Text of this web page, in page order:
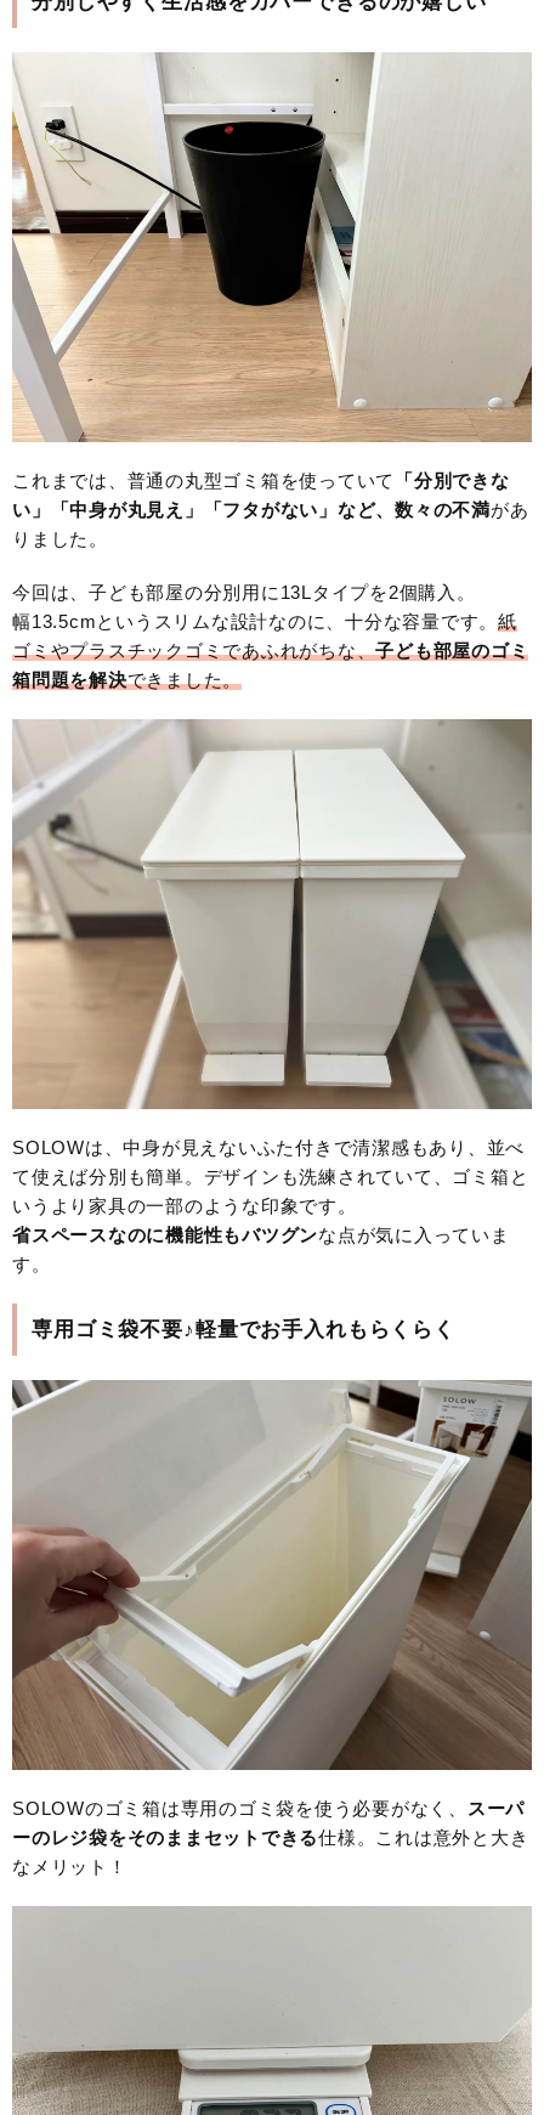
これまでは、普通の丸型ゴミ箱を使っていて
「分別できな
い」「中身が丸見え」「フタがない」など、数々の不満があ
りました。
今回は、子ども部屋の分別用に13Lタイプを2個購入。
幅13.5cmというスリムな設計なのに、十分な容量です。 紙
ゴミやプラスチックゴミであふれがちな、子ども部屋のゴミ
箱問題を解決できました。
SOLOWは、中身が見えないふた付きで清潔感もあり、並べ
て使えば分別も簡単。デザインも洗練されていて、ゴミ箱と
いうより家具の一部のような印象です。
省スペースなのに機能性もバツグンな点が気に入っていま
す。
専用ゴミ袋不要♪軽量でお手入れもらくらく
SOLOWのゴミ箱は専用のゴミ袋を使う必要がなく、
スーパ
ーのレジ袋をそのままセットできる仕様。これは意外と大き
なメリット！